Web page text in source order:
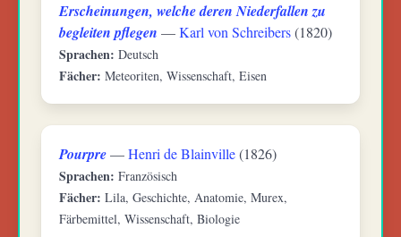
Erscheinungen, welche deren Niederfallen zu
begleiten pflegen —Karl von Schreibers(1820)
Sprachen: Deutsch
Fächer: Meteoriten, Wissenschaft, Eisen
Pourpre—Henri de Blainville(1826)
Sprachen: Französisch
Fächer: Lila, Geschichte, Anatomie, Murex,
Färbemittel, Wissenschaft, Biologie